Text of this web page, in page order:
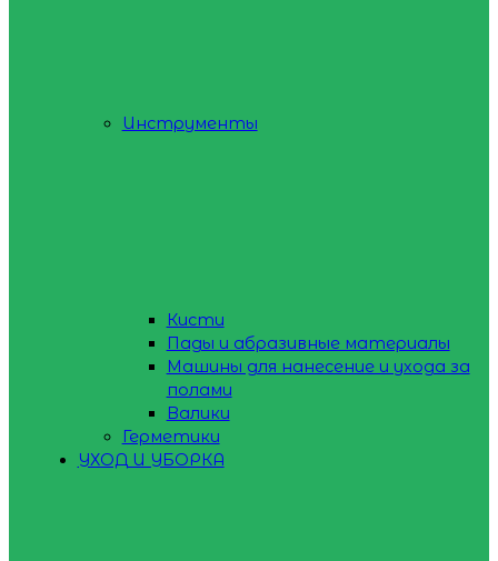
Инструменты
Кисти
Пады и абразивные материалы
Машины для нанесение и ухода за
полами
Валики
Герметики
УХОД И УБОРКА